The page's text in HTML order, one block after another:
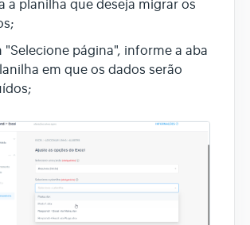
a planilha que deseja migrar os
"Selecione página", informe a aba
em que os dados serão